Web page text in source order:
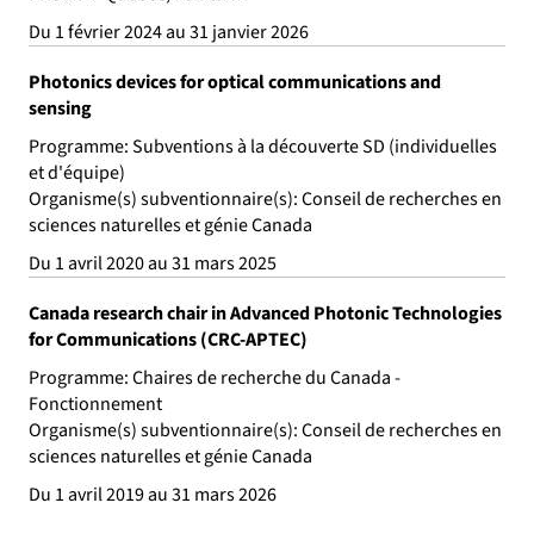
Du 1 février 2024 au 31 janvier 2026
Photonics devices for optical communications and
sensing
Programme: Subventions à la découverte SD (individuelles
et d'équipe)
Organisme(s) subventionnaire(s): Conseil de recherches en
sciences naturelles et génie Canada
Du 1 avril 2020 au 31 mars 2025
Canada research chair in Advanced Photonic Technologies
for Communications (CRC-APTEC)
Programme: Chaires de recherche du Canada -
Fonctionnement
Organisme(s) subventionnaire(s): Conseil de recherches en
sciences naturelles et génie Canada
Du 1 avril 2019 au 31 mars 2026